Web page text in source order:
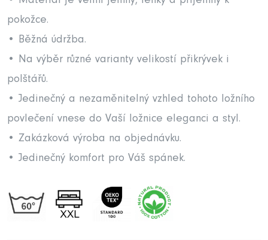
pokožce.
• Běžná údržba.
• Na výběr různé varianty velikostí přikrývek i
polštářů.
• Jedinečný a nezaměnitelný vzhled tohoto ložního
povlečení vnese do Vaší ložnice eleganci a styl.
• Zakázková výroba na objednávku.
• Jedinečný komfort pro Váš spánek.